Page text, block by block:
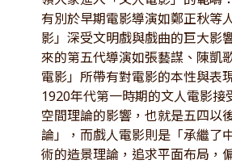
有別於早期電影導演如鄭正秋等
影」深受文明戲與戲曲的巨大影
來的第五代導演如張藝謀、陳凱
電影」所帶有對電影的本性與表
1920年代第一時期的文人電影接
空間理論的影響，也就是五四以
論」，而戲人電影則是「承繼了
術的造景理論，追求平面布局，